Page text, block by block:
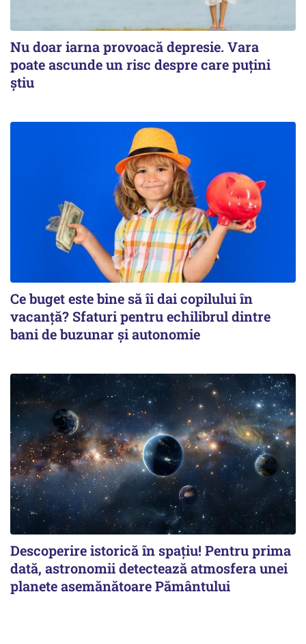
Nu doar iarna provoacă depresie. Vara
poate ascunde un risc despre care puțini
știu
Ce buget este bine să îi dai copilului în
vacanță? Sfaturi pentru echilibrul dintre
bani de buzunar și autonomie
Descoperire istorică în spațiu! Pentru prima
dată, astronomii detectează atmosfera unei
planete asemănătoare Pământului